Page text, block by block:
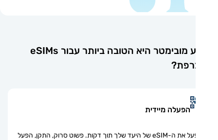
מדוע מובימטר היא הטובה ביותר עבור eSIMs
הפעלה מיידית
הפעל את ה-eSIM של היעד שלך תוך דקות. פשוט סרוק, התקן, הפעל